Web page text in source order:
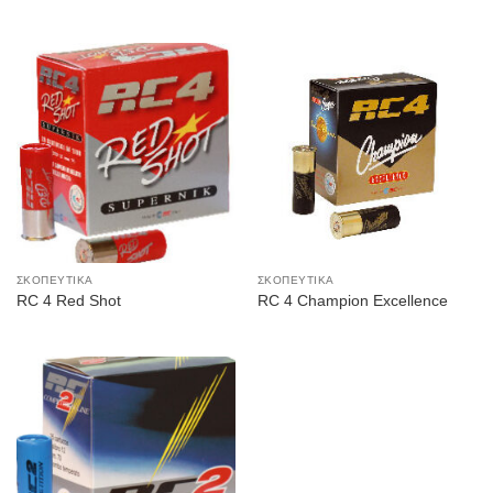
ΣΚΟΠΕΥΤΙΚΆ
RC 4 Red Shot
ΣΚΟΠΕΥΤΙΚΆ
RC 4 Champion Excellence